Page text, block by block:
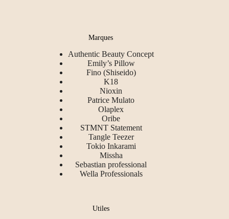
Marques
Authentic Beauty Concept
Emily’s Pillow
Fino (Shiseido)
K18
Nioxin
Patrice Mulato
Olaplex
Oribe
STMNT Statement
Tangle Teezer
Tokio Inkarami
Missha
Sebastian professional
Wella Professionals
Utiles